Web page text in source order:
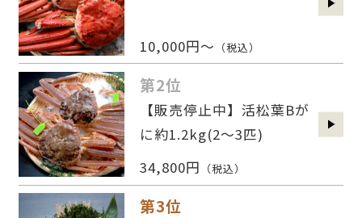
10,000円～ （税込）
第2位
【販売停止中】活松葉Bが
に約1.2kg(2〜3匹)
34,800円 （税込）
第3位